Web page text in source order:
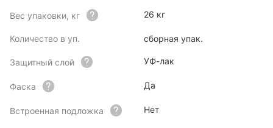
Вес упаковки, кг 26 кг
Количество в уп. сборная упак.
Защитный слой УФ-лак
Фаска Да
Встроенная подложка Нет